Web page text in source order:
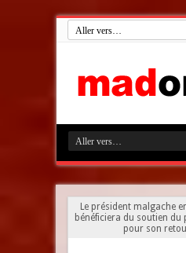
Le président malgache
bénéficiera du soutien du
pour son